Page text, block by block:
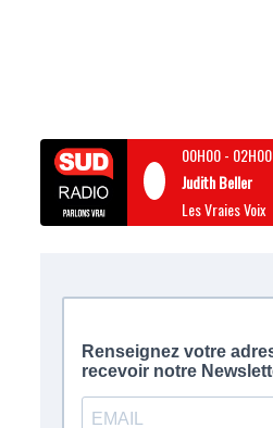
00H00- 02H00
Judith Beller
Les Vraies Voix